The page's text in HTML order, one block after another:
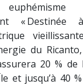
«
du Ricanto,
20 % de
et jusqu’à 40